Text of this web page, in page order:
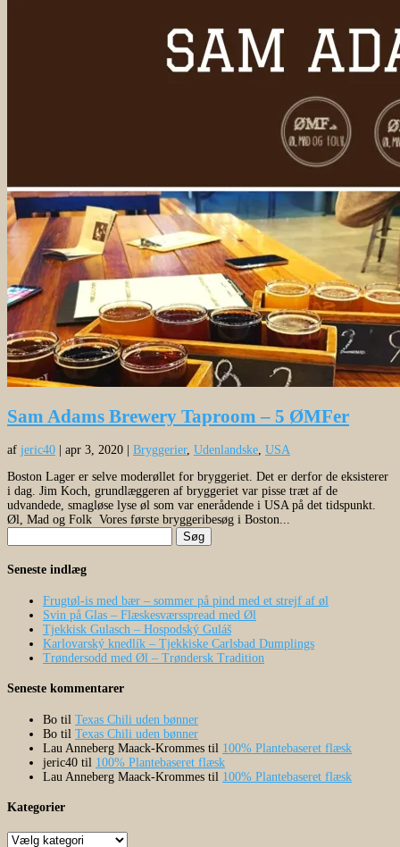
Sam Adams Brewery Taproom – 5 ØMFer
af jeric40 apr 3, 2020 Bryggerier, Udenlandske, USA
Boston Lager er selve moderøllet for bryggeriet. Det er derfor de eksisterer
i dag. Jim Koch, grundlæggeren af bryggeriet var pisse træt af de
udvandede, smagløse lyse øl som var enerådende i USA på det tidspunkt.
Øl, Mad og Folk Vores første bryggeribesøg i Boston...
efter:
Seneste indlæg
Frugtøl-is med bær – sommer på pind med et strejf af øl
Svin på Glas – Flæskesværsspread med Øl
Tjekkisk Gulasch – Hospodský Guláš
Karlovarský knedlík – Tjekkiske Carlsbad Dumplings
Trøndersodd med Øl – Trøndersk Tradition
Seneste kommentarer
Bo til Texas Chili uden bønner
Bo til Texas Chili uden bønner
Lau Anneberg Maack-Krommes til 100% Plantebaseret flæsk
jeric40 til 100% Plantebaseret flæsk
Lau Anneberg Maack-Krommes til 100% Plantebaseret flæsk
Kategorier
Kategorier